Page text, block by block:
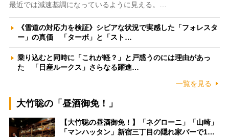
最近では減速基調になっているように見える。…
《雪道の対応力を検証》シビアな状況で実感した「フォレスタ
ー」の真価 「ターボ」と「スト…
乗り込むと同時に「これが軽？」と戸惑うのには理由があっ
た 「日産ルークス」さらなる躍進…
一覧を見る
大竹聡の「昼酒御免！」
【大竹聡の昼酒御免！】「ネグローニ」「山崎」
「マンハッタン」新宿三丁目の隠れ家バーで1…